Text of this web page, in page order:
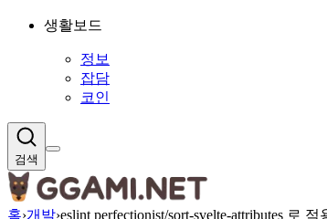
생활보드
정보
잡담
코인
검색
홈›개발›eslint perfectionist/sort-svelte-attributes 로 적